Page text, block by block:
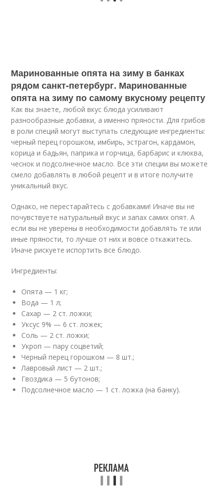
Маринованные опята на зиму в банках
рядом санкт-петербург. Маринованные
опята на зиму по самому вкусному рецепту
Как вы знаете, любой вкус блюда усиливают
разнообразные добавки, а именно пряности. Для грибов
в роли специй могут выступать следующие ингредиенты:
черный перец горошком, имбирь, эстрагон, кардамон,
корица и бадьян, паприка и горчица, барбарис и клюква,
чеснок и подсолнечное масло. Все эти специи вы можете
смело добавлять в любой рецепт и в итоге получите
уникальный вкус.
Однако, не перестарайтесь с добавками! Иначе вы не
почувствуете натуральный вкус и запах самих опят. А
если вы не уверены в необходимости добавлять те или
иные пряности, то лучше от них и вовсе откажитесь.
Иначе рискуете испортить все блюдо.
Ингредиенты:
Опята — 1 кг;
Вода — 1 л;
Сахар — 2 ст. ложки;
Уксус 9% — 6 ст. ложек;
Соль — 2 ст. ложки;
Укроп — пару соцветий;
Черный перец горошком — 8 шт.;
Лавровый лист — 2 шт.;
Гвоздика — 5 бутонов;
Подсолнечное масло — 1 ст. ложка (на банку).